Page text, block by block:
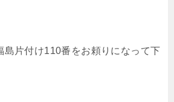
島片付け110番をお頼りになって下